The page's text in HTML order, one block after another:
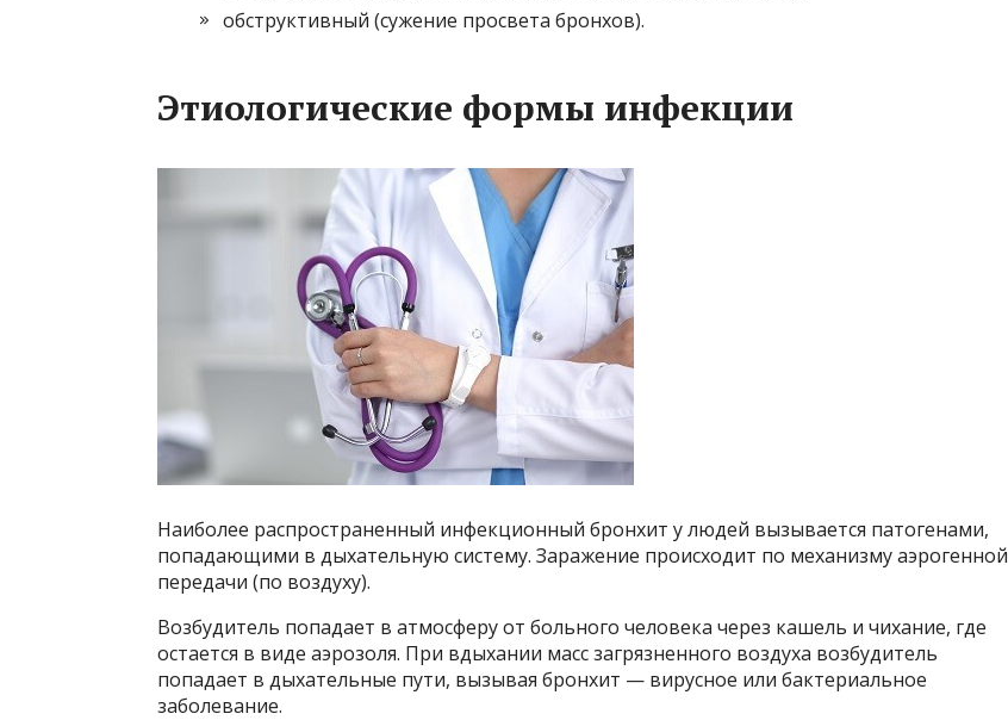
обструктивный (сужение просвета бронхов).
Этиологические формы инфекции
Наиболее распространенный инфекционный бронхит у людей вызывается патогенами,
попадающими в дыхательную систему. Заражение происходит по механизму аэрогенной
передачи (по воздуху).
Возбудитель попадает в атмосферу от больного человека через кашель и чихание, где
остается в виде аэрозоля. При вдыхании масс загрязненного воздуха возбудитель
попадает в дыхательные пути, вызывая бронхит — вирусное или бактериальное
заболевание.